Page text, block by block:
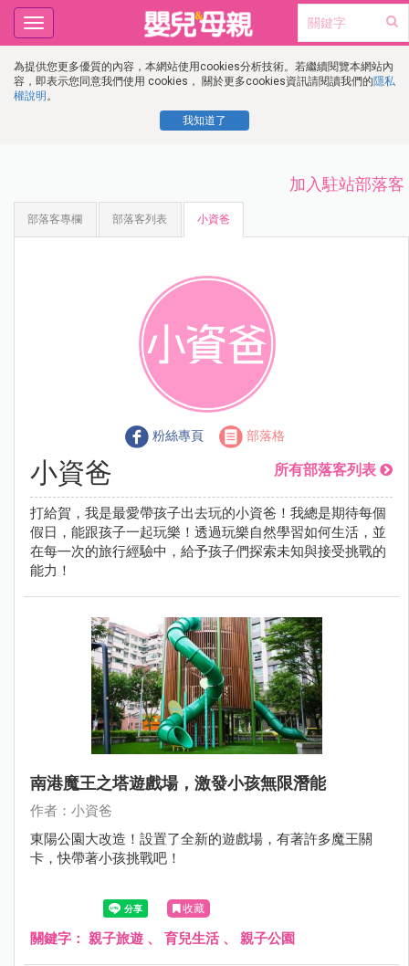
為提供您更多優質的內容，本網站使用cookies分析技術。若繼續閱覽本網站內
容，即表示您同意我們使用 cookies， 關於更多cookies資訊請閱讀我們的隱私
權說明 。
我知道了
Toggle
navigation
加入駐站部落客
部落客專欄 部落客列表 小資爸
粉絲專頁 部落格
小資爸 所有部落客列表
打給賀，我是最愛帶孩子出去玩的小資爸！我總是期待每個
假日，能跟孩子一起玩樂！透過玩樂自然學習如何生活，並
在每㇐次的旅行經驗中，給予孩子們探索未知與接受挑戰的
能力！
南港魔王之塔遊戲場，激發小孩無限潛能
作者：小資爸
東陽公園大改造！設置了全新的遊戲場，有著許多魔王關
卡，快帶著小孩挑戰吧！
收藏
關鍵字： 親子旅遊 、 育兒生活、 親子公園